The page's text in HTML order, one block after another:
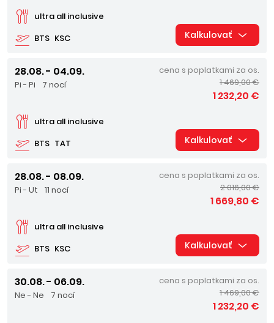
BTS KSC
ultra all inclusive
Kalkulovať
28.08. - 04.09.
Pi - Pi 7 nocí
BTS TAT
ultra all inclusive
cena s poplatkami za os.
1 469,00 €
1 232,20 €
Kalkulovať
28.08. - 08.09.
Pi - Ut 11 nocí
BTS KSC
ultra all inclusive
cena s poplatkami za os.
2 016,00 €
1 669,80 €
Kalkulovať
30.08. - 06.09.
Ne - Ne 7 nocí
cena s poplatkami za os.
1 469,00 €
1 232,20 €